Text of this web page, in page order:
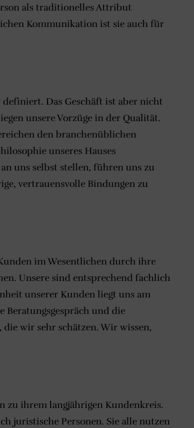
als traditionelles Attribut
Kommunikation ist sie auch für
Das Geschäft ist aber nicht
unsere Vorzüge in der Qualität.
den branchenüblichen
unseres Hauses
uns selbst stellen, führen uns zu
vertrauensvolle Bindungen zu
im Wesentlichen durch ihre
Unsere sind entsprechend fachlich
unserer Kunden liegt uns am
Beratungsgespräch und die
wir sehr schätzen. Wir wissen,
zu ihrem langjährigen Kundenkreis.
juristische Personen. Sie alle nutzen